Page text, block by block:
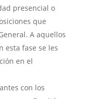
presencial o
que
A aquellos
esta fase se les
en el
con los